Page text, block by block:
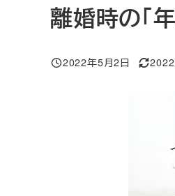
離婚時の「
投稿日
2022年5月2日
更新日